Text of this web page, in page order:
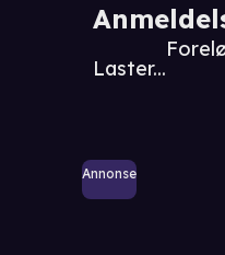
Laster...
Annonse